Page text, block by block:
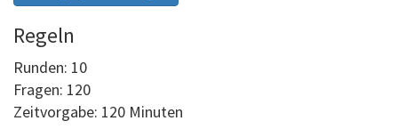
Regeln
Runden: 10
Fragen: 120
Zeitvorgabe: 120 Minuten